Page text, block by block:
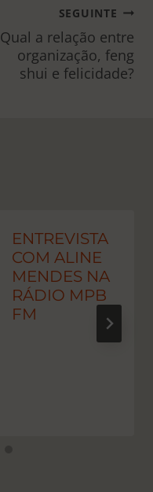
SEGUINTE
Qual a relação entre
organização, feng
shui e felicidade?
ENTREVISTA
COM ALINE
MENDES NA
RÁDIO MPB
FM